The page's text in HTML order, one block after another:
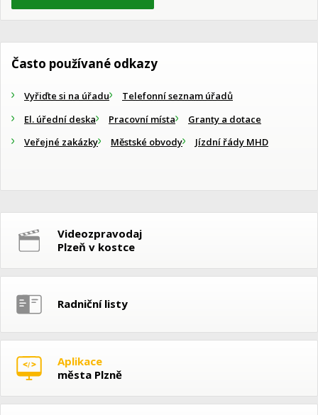
Často používané odkazy
Vyřiďte si na úřadu
Telefonní seznam úřadů
El. úřední deska
Pracovní místa
Granty a dotace
Veřejné zakázky
Městské obvody Jízdní řády MHD
Videozpravodaj
Plzeň v kostce
Radniční listy
Aplikace
města Plzně